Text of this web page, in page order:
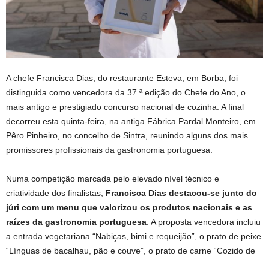
A chefe Francisca Dias, do restaurante Esteva, em Borba, foi
distinguida como vencedora da 37.ª edição do Chefe do Ano, o
mais antigo e prestigiado concurso nacional de cozinha. A final
decorreu esta quinta-feira, na antiga Fábrica Pardal Monteiro, em
Pêro Pinheiro, no concelho de Sintra, reunindo alguns dos mais
promissores profissionais da gastronomia portuguesa.
Numa competição marcada pelo elevado nível técnico e
criatividade dos finalistas, Francisca Dias destacou-se junto do
júri com um menu que valorizou os produtos nacionais e as
raízes da gastronomia portuguesa . A proposta vencedora incluiu
a entrada vegetariana “Nabiças, bimi e requeijão”, o prato de peixe
“Línguas de bacalhau, pão e couve”, o prato de carne “Cozido de